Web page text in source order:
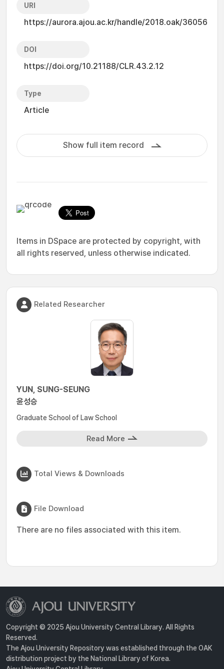
URI
https://aurora.ajou.ac.kr/handle/2018.oak/36056
DOI
https://doi.org/10.21188/CLR.43.2.12
Type
Article
Show full item record
Items in DSpace are protected by copyright, with
all rights reserved, unless otherwise indicated.
Related Researcher
YUN, SUNG-SEUNG
윤성승
Graduate School of Law School
Read More
Total Views & Downloads
File Download
There are no files associated with this item.
Copyright © 2025 Ajou University Central Library. All Rights
Reserved.
The Ajou University Repository was established through the OAK
distribution project by the National Library of Korea.